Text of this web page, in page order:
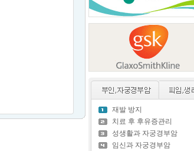
재발 방지
치료 후 후유증관리
성생활과 자궁경부암
임신과 자궁경부암